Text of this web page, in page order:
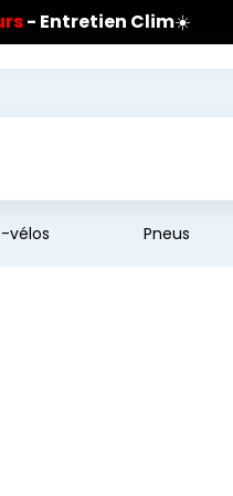
- Entretien Clim☀️
Bridgestone
réflexe sécurité🔥
sur les pneus
vélos Pneus